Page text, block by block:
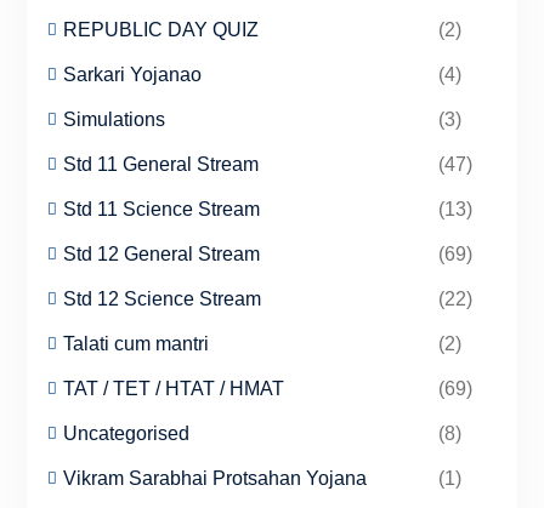
REPUBLIC DAY QUIZ (2)
Sarkari Yojanao (4)
Simulations (3)
Std 11 General Stream (47)
Std 11 Science Stream (13)
Std 12 General Stream (69)
Std 12 Science Stream (22)
Talati cum mantri (2)
TAT / TET / HTAT / HMAT (69)
Uncategorised (8)
Vikram Sarabhai Protsahan Yojana (1)